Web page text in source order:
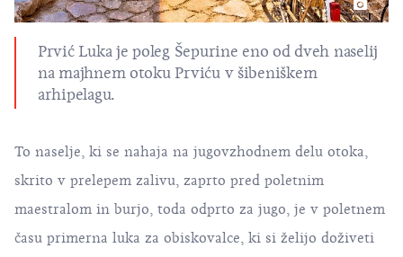
Prvić Luka je poleg Šepurine eno od dveh naselij
na majhnem otoku Prvićuv šibeniškem
arhipelagu.
To naselje, ki se nahaja na jugovzhodnem delu otoka,
skrito v prelepem zalivu, zaprto pred poletnim
maestralom in burjo, toda odprto za jugo, je v poletnem
času primerna luka za obiskovalce, ki si želijo doživeti